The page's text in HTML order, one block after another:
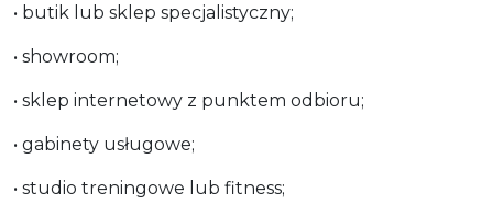
• butik lub sklep specjalistyczny;
• showroom;
• sklep internetowy z punktem odbioru;
• gabinety usługowe;
• studio treningowe lub fitness;